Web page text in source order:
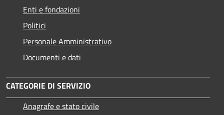
Enti e fondazioni
Politici
Personale Amministrativo
Documenti e dati
CATEGORIE DI SERVIZIO
Anagrafe e stato civile